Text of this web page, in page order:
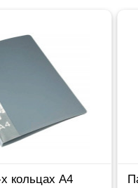
кольцах А4